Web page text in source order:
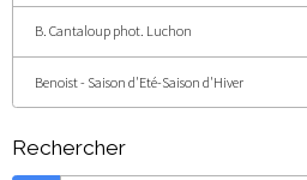
B. Cantaloup phot. Luchon
Benoist - Saison d'Eté-Saison d'Hiver
Rechercher